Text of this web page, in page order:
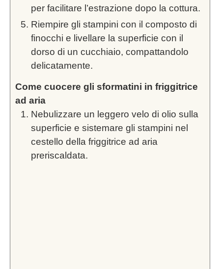
per facilitare l’estrazione dopo la cottura.
Riempire gli stampini con il composto di
finocchi e livellare la superficie con il
dorso di un cucchiaio, compattandolo
delicatamente.
Come cuocere gli sformatini in friggitrice
ad aria
Nebulizzare un leggero velo di olio sulla
superficie e sistemare gli stampini nel
cestello della friggitrice ad aria
preriscaldata.